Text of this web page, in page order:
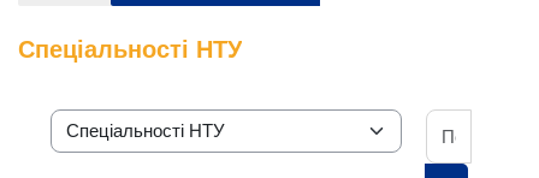
Спеціальності НТУ
Категорії курсів